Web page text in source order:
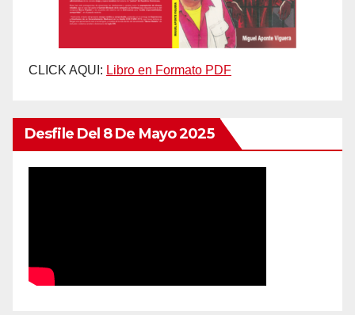
CLICK AQUI: Libro en Formato PDF
Desfile Del 8 De Mayo 2025